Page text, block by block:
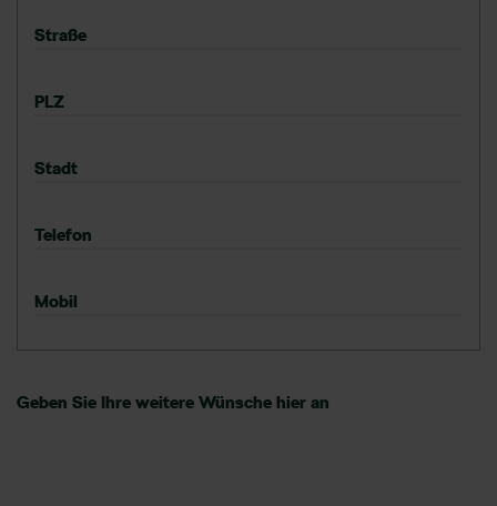
Straße
PLZ
Stadt
Telefon
Mobil
Geben Sie Ihre weitere Wünsche hier an